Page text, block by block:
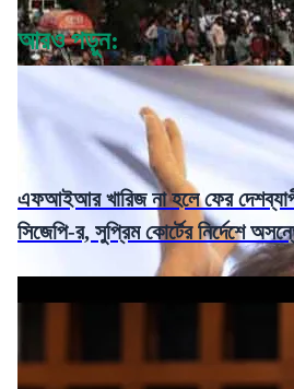
আরও পড়ুন:
এফআইআর খারিজ না হলে ফের
সিজেপি-র, সুপ্রিম কোর্টের নির্দেশে